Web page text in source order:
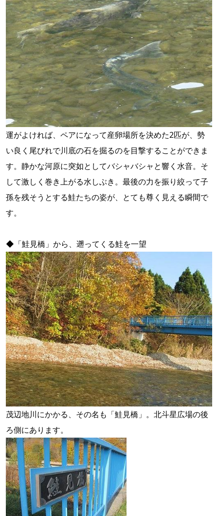
運がよければ、ペアになって産卵場所を決めた2匹が、勢
い良く尾びれで川底の石を掘るのを目撃することができま
す。静かな河原に突如としてバシャバシャと響く水音。そ
して激しく巻き上がる水しぶき。最後の力を振り絞って子
孫を残そうとする鮭たちの姿が、とても尊く見える瞬間で
す。
◆「鮭見橋」から、遡ってくる鮭を一望
茂辺地川にかかる、その名も「鮭見橋」。北斗星広場の後
ろ側にあります。